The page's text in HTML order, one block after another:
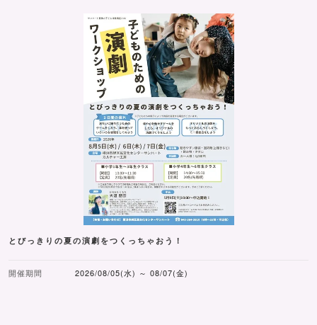
とびっきりの夏の演劇をつくっちゃおう！
開催期間 2026/08/05(水) ～ 08/07(金)